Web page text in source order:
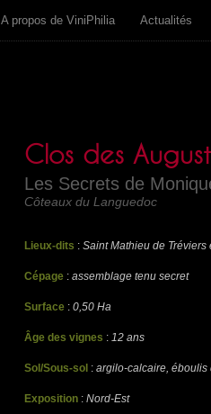
A propos de ViniPhilia Actualités
Clos des
Les Secrets de
Côteaux du Languedoc
Lieux-dits : Saint Mathieu de Tréviers
Cépage : assemblage tenu secret
Surface : 0,50 Ha
Âge des vignes : 12 ans
Sol/Sous-sol : argilo-calcaire, éboulis
Exposition : Nord-Est